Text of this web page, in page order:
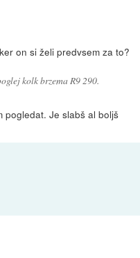
on si želi predvsem za to?
kolk brzema R9 290.
pogledat. Je slabš al boljš